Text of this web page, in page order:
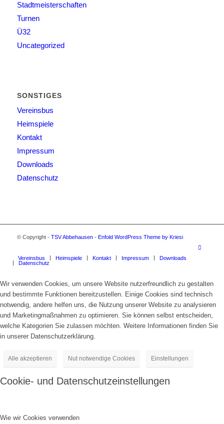
Stadtmeisterschaften
Turnen
Ü32
Uncategorized
SONSTIGES
Vereinsbus
Heimspiele
Kontakt
Impressum
Downloads
Datenschutz
© Copyright - TSV Abbehausen- Enfold WordPress Theme by Kriesi
Vereinsbus Heimspiele Kontakt Impressum
Downloads
Datenschutz
Wir verwenden Cookies, um unsere Website nutzerfreundlich zu gestalten
und bestimmte Funktionen bereitzustellen. Einige Cookies sind technisch
notwendig, andere helfen uns, die Nutzung unserer Website zu analysieren
und Marketingmaßnahmen zu optimieren. Sie können selbst entscheiden,
welche Kategorien Sie zulassen möchten. Weitere Informationen finden Sie
in unserer Datenschutzerklärung.
Alle akzeptieren Nut notwendige Cookies Einstellungen
Cookie- und Datenschutzeinstellungen
Wie wir Cookies verwenden